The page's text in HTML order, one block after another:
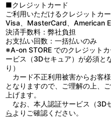
■クレジットカード
ご利用いただけるクレジットカー
Visa、MasterCard、American
決済手数料：弊社負担
お支払い回数：一括払いのみ
※A-on STORE でのクレジット
ービス（3Dセキュア）が必須
り）
カード不正利用被害からお客
となりますので、ご理解の上、
上げます。
なお、本人認証サービス（3D
ら よりご確認ください。